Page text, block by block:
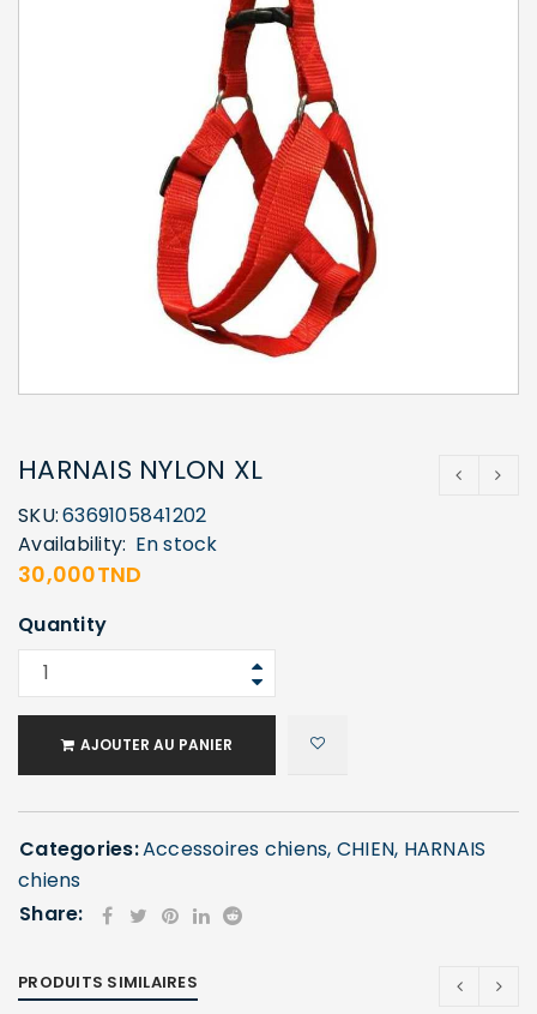
HARNAIS NYLON XL
SKU:6369105841202
Availability: En stock
30,000TND
Quantity
AJOUTER AU PANIER
Categories:Accessoires chiens, CHIEN, HARNAIS
chiens
Share:
PRODUITS SIMILAIRES